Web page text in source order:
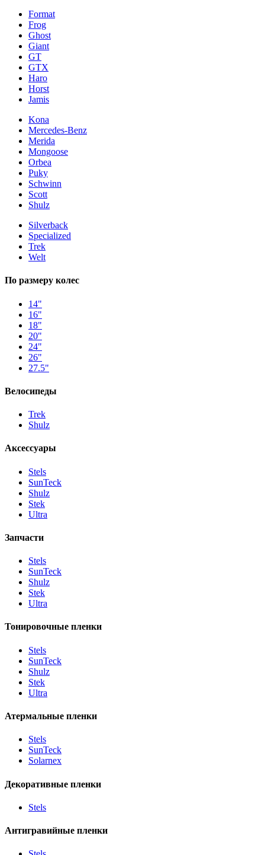
Format
Frog
Ghost
Giant
GT
GTX
Haro
Horst
Jamis
Kona
Mercedes-Benz
Merida
Mongoose
Orbea
Puky
Schwinn
Scott
Shulz
Silverback
Specialized
Trek
Welt
По размеру колес
14"
16"
18"
20"
24"
26"
27.5"
Велосипеды
Trek
Shulz
Аксессуары
Stels
SunTeck
Shulz
Stek
Ultra
Запчасти
Stels
SunTeck
Shulz
Stek
Ultra
Тонировочные пленки
Stels
SunTeck
Shulz
Stek
Ultra
Атермальные пленки
Stels
SunTeck
Solarnex
Декоративные пленки
Stels
Антигравийные пленки